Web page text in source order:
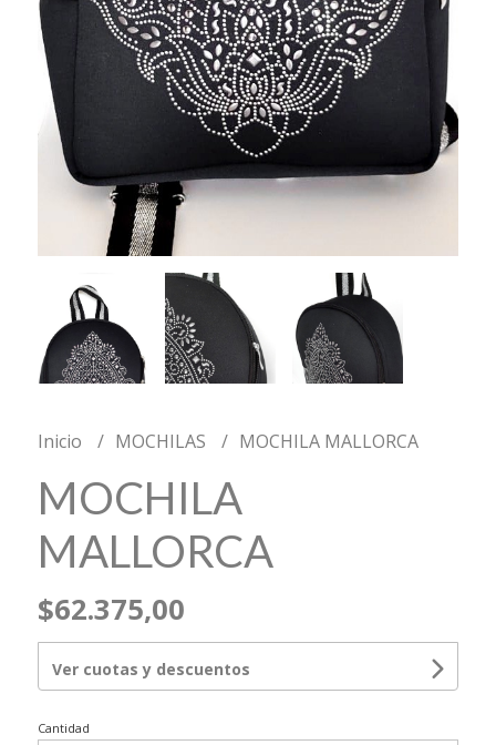
Inicio MOCHILAS MOCHILA MALLORCA
MOCHILA
MALLORCA
$62.375,00
Ver cuotas y descuentos
Cantidad